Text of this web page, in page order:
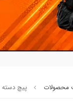
محصولات پیچ دسته